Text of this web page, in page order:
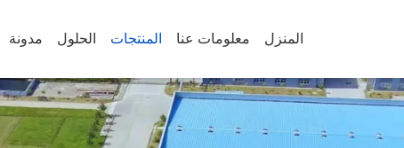
المنزل معلومات عنا المنتجات الحلول مدونة